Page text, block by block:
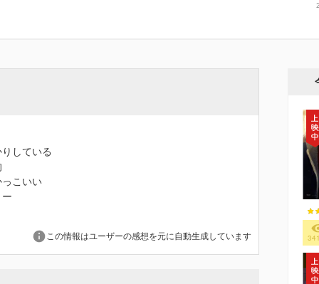
している
こいい
この情報はユーザーの感想を元に自動生成しています